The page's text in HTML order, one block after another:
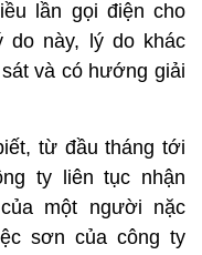
lần gọi điện cho
do này, lý do khác
và có hướng giải
từ đầu tháng tới
ty liên tục nhận
một người nặc
sơn của công ty